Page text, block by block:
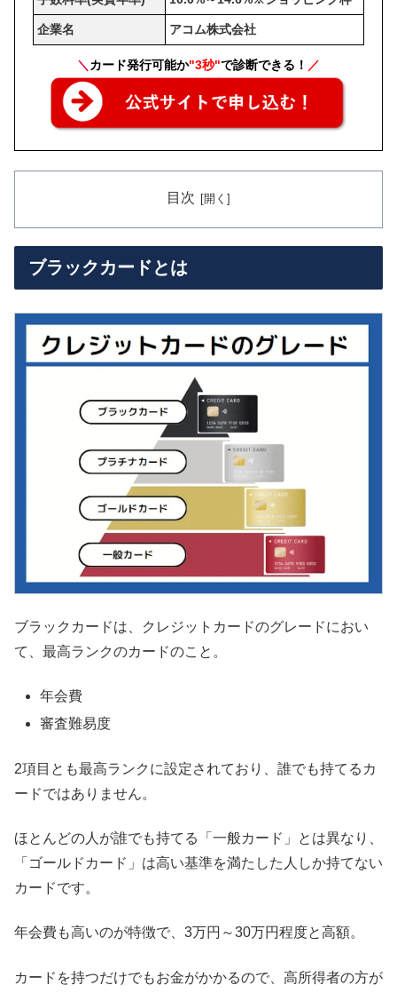
企業名 アコム株式会社
＼カード発行可能か"3秒"で診断できる！ ／
目次
ブラックカードとは
ブラックカードは、クレジットカードのグレードにおい
て、最高ランクのカードのこと。
年会費
審査難易度
2項目とも最高ランクに設定されており、誰でも持てるカ
ードではありません。
ほとんどの人が誰でも持てる「一般カード」とは異なり、
「ゴールドカード」は高い基準を満たした人しか持てない
カードです。
年会費も高いのが特徴で、3万円～30万円程度と高額。
カードを持つだけでもお金がかかるので、高所得者の方が